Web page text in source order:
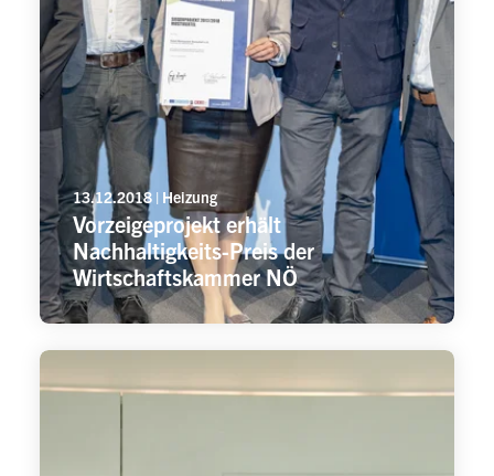
13.12.2018 | Heizung
Vorzeigeprojekt erhält
Nachhaltigkeits-Preis der
Wirtschaftskammer NÖ